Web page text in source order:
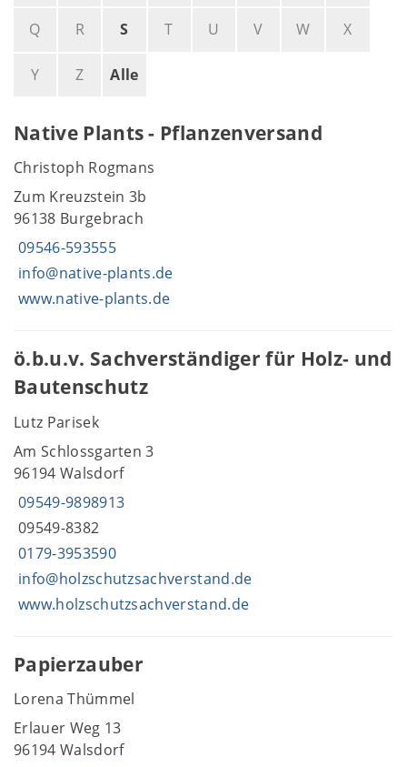
Q R S T U V W X
Y Z Alle
Native Plants - Pflanzenversand
Christoph Rogmans
Zum Kreuzstein 3b
96138 Burgebrach
09546-593555
info@native-plants.de
www.native-plants.de
ö.b.u.v. Sachverständiger für Holz- und
Bautenschutz
Lutz Parisek
Am Schlossgarten 3
96194 Walsdorf
09549-9898913
09549-8382
0179-3953590
info@holzschutzsachverstand.de
www.holzschutzsachverstand.de
Papierzauber
Lorena Thümmel
Erlauer Weg 13
96194 Walsdorf